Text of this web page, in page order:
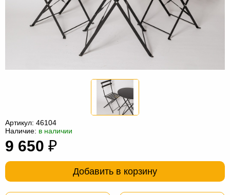
из
ротанга
Садовая
мебель
Косметологическое
оборудование
Артикул: 46104
Наличие: в наличии
9 650 ₽
Добавить в корзину